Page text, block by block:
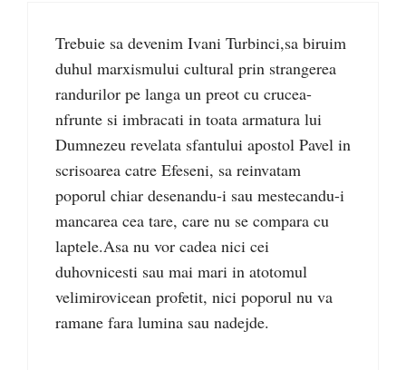
Trebuie sa devenim Ivani Turbinci,sa biruim
duhul marxismului cultural prin strangerea
randurilor pe langa un preot cu crucea-
nfrunte si imbracati in toata armatura lui
Dumnezeu revelata sfantului apostol Pavel in
scrisoarea catre Efeseni, sa reinvatam
poporul chiar desenandu-i sau mestecandu-i
mancarea cea tare, care nu se compara cu
laptele.Asa nu vor cadea nici cei
duhovnicesti sau mai mari in atotomul
velimirovicean profetit, nici poporul nu va
ramane fara lumina sau nadejde.